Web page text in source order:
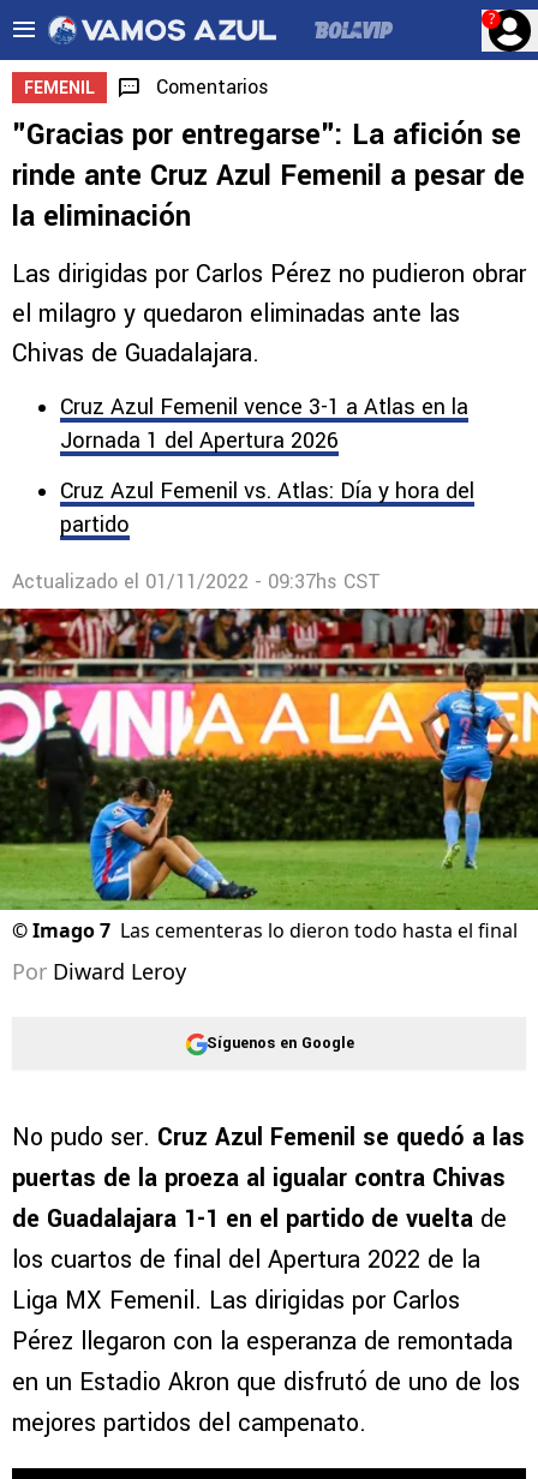
?
FEMENIL Comentarios
"Gracias por entregarse": La afición se
rinde ante Cruz Azul Femenil a pesar de
la eliminación
Las dirigidas por Carlos Pérez no pudieron obrar
el milagro y quedaron eliminadas ante las
Chivas de Guadalajara.
Cruz Azul Femenil vence 3-1 a Atlas en la
Jornada 1 del Apertura 2026
Cruz Azul Femenil vs. Atlas: Día y hora del
partido
Actualizado el 01/11/2022 - 09:37hs CST
©Imago 7 Las cementeras lo dieron todo hasta el final
Por Diward Leroy
Síguenos en Google
No pudo ser. Cruz Azul Femenil se quedó a las
puertas de la proeza al igualar contra Chivas
de Guadalajara 1-1 en el partido de vuelta de
los cuartos de final del Apertura 2022 de la
Liga MX Femenil. Las dirigidas por Carlos
Pérez llegaron con la esperanza de remontada
en un Estadio Akron que disfrutó de uno de los
mejores partidos del campenato.